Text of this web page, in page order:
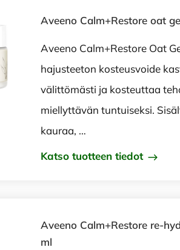
Aveeno Calm+Restore oat
Aveeno Calm+Restore Oat
hajusteeton kosteusvoide
välittömästi ja kosteuttaa
miellyttävän tuntuiseksi.
kauraa, …
Katso tuotteen tiedot
Aveeno Calm+Restore re-
ml